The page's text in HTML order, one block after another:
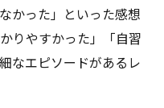
かった」といった感想
りやすかった」「自習
なエピソードがあるレ